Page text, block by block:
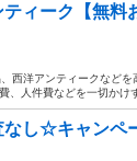
ィーク【無料
西洋アンティークなど
人件費などを一切かけ
なし☆キャンペ